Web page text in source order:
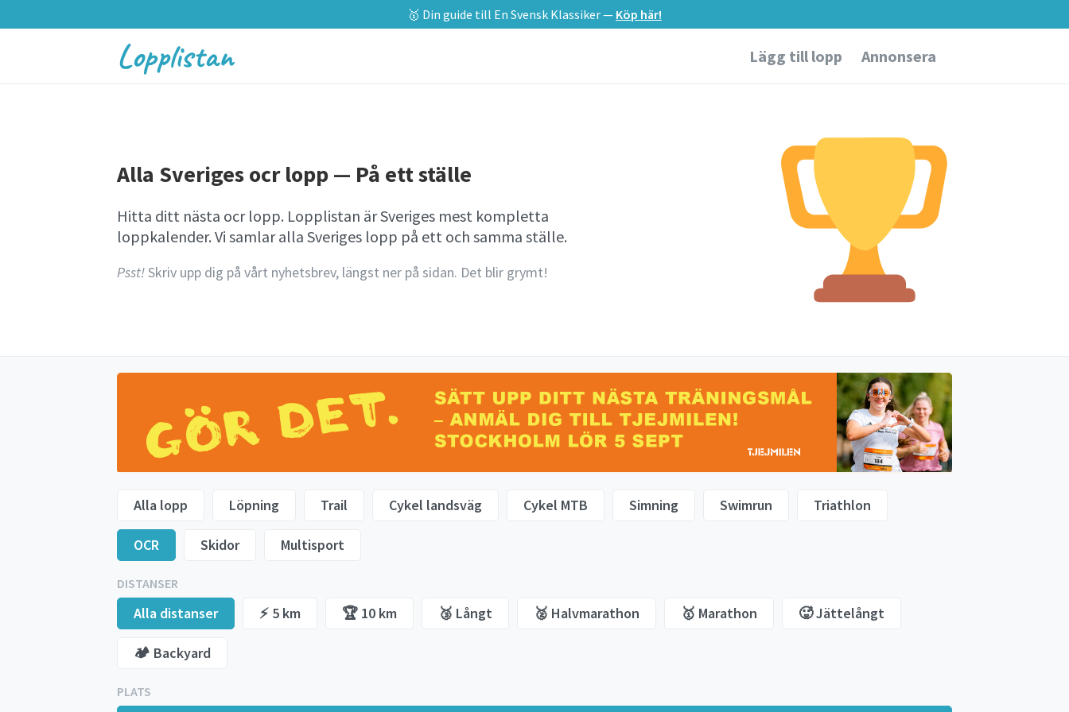
🥇 Din guide till En Svensk Klassiker — Köp här!
Lopplistan Lägg till lopp Annonsera
Alla Sveriges ocr lopp — På ett ställe
Hitta ditt nästa ocr lopp. Lopplistan är Sveriges mest kompletta
loppkalender. Vi samlar alla Sveriges lopp på ett och samma ställe.
Psst!Skriv upp dig på vårt nyhetsbrev, längst ner på sidan. Det blir grymt!
Alla lopp Löpning Trail Cykel landsväg Cykel MTB Simning Swimrun Triathlon
OCR Skidor Multisport
DISTANSER
Alla distanser ⚡️ 5 km 🏆 10 km 🥉 Långt 🥈 Halvmarathon 🥇 Marathon 🥵 Jättelångt
🏕️ Backyard
PLATS